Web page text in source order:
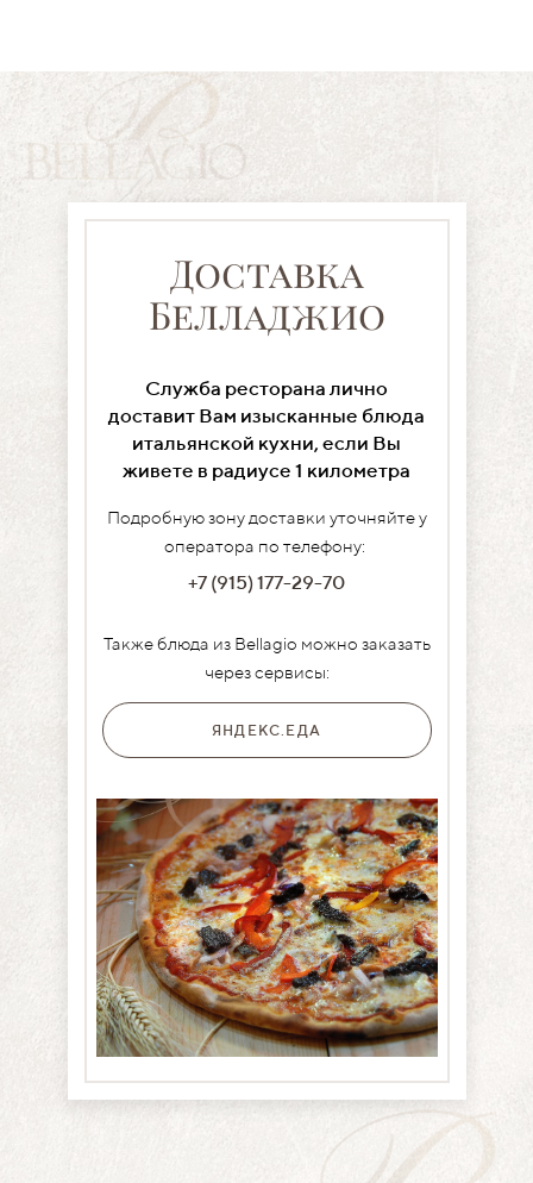
Доставка
Белладжио
Служба ресторана лично
доставит Вам изысканные блюда
итальянской кухни, если Вы
живете в радиусе 1 километра
Подробную зону доставки уточняйте у
оператора по телефону:
+7 (915) 177-29-70
Также блюда из Bellagio можно заказать
через сервисы:
ЯНДЕКС.ЕДА